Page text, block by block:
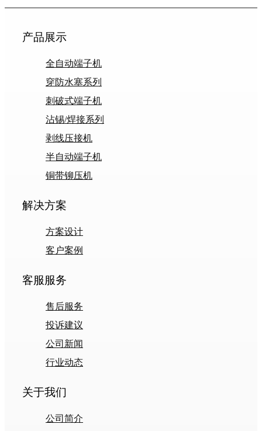
产品展示
全自动端子机
穿防水塞系列
刺破式端子机
沾锡/焊接系列
剥线压接机
半自动端子机
铜带铆压机
解决方案
方案设计
客户案例
客服服务
售后服务
投诉建议
公司新闻
行业动态
关于我们
公司简介